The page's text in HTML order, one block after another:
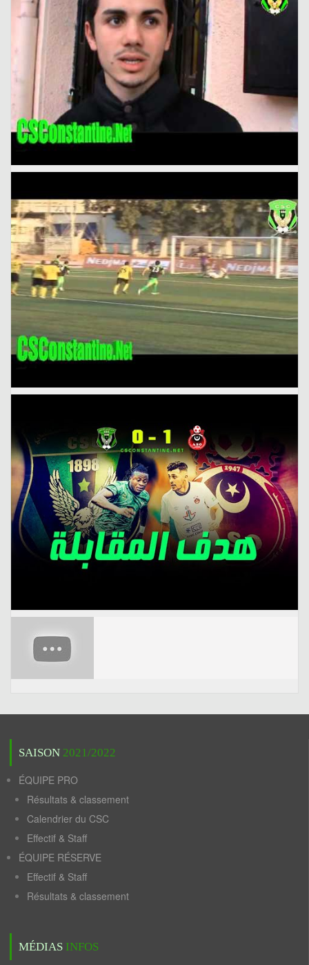
SAISON 2021/2022
ÉQUIPE PRO
Résultats & classement
Calendrier du CSC
Effectif & Staff
ÉQUIPE RÉSERVE
Effectif & Staff
Résultats & classement
MÉDIAS INFOS